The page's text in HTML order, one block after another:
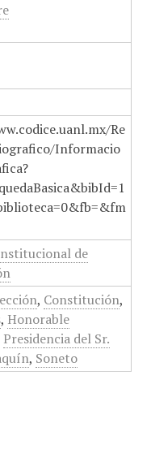
Re
Informacio
de
, Constitución,
, Honorable
Presidencia del Sr.
, Soneto